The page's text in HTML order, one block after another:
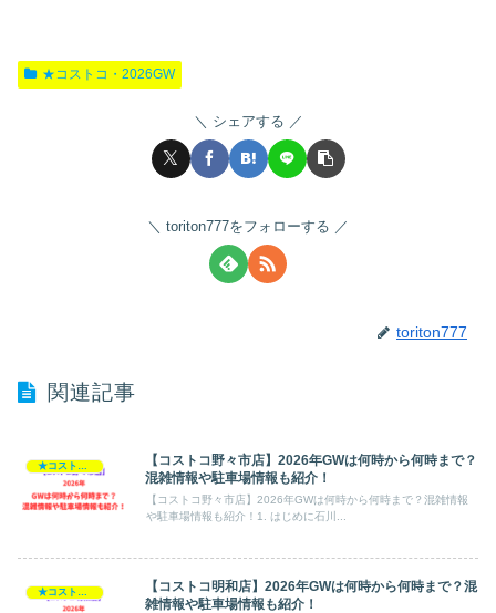
★コストコ・2026GW
シェアする
toriton777をフォローする
toriton777
関連記事
★コストコ・2026GW
【コストコ野々市店】2026年GWは何時から何時まで？
混雑情報や駐車場情報も紹介！
【コストコ野々市店】2026年GWは何時から何時まで？混雑情報
や駐車場情報も紹介！1. はじめに石川...
★コストコ・2026GW
【コストコ明和店】2026年GWは何時から何時まで？混
雑情報や駐車場情報も紹介！